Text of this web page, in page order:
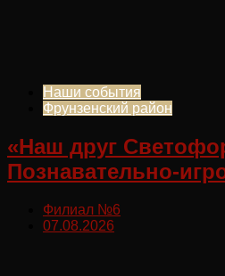
Наши события
Фрунзенский район
«Наш друг
Познавательно-
Филиал №6
07.08.2026